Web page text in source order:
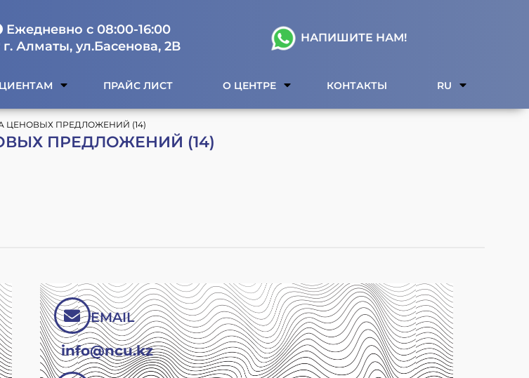
Ежедневно с 08:00-16:00
г. Алматы, ул.Басенова, 2В
НАПИШИТЕ НАМ!
ПРАЙС ЛИСТ О ЦЕНТРЕ КОНТАКТЫ RU
ЦЕНОВЫХ ПРЕДЛОЖЕНИЙ (14)
ПРЕДЛОЖЕНИЙ (14)
EMAIL
info@ncu.kz